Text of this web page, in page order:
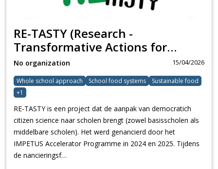
RE-TASTY (Research -
Transformative Actions for
Sustainability Together with
Youth)
No organization 15/04/2026
Whole school approach School food systems
Sustainable food
+1
RE-TASTY is een project dat de aanpak van democratich
citizen science naar scholen brengt (zowel basisscholen als
middelbare scholen). Het werd gefinancierd door het
IMPETUS Accelerator Programme in 2024 en 2025. Tijdens
de financieringsf…